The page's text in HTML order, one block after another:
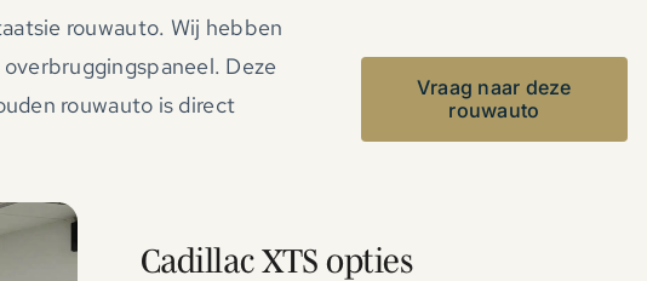
rouwauto. Wij hebben
Deze
rouwauto is direct
Vraag naar deze
rouwauto
Cadillac XTS opties